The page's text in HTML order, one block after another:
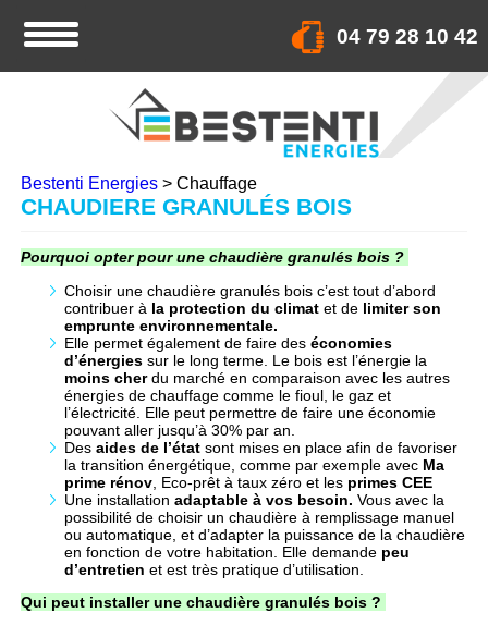
04 79 28 10 42
Bestenti Energies >Chauffage
CHAUFFAGE
CHAUDIERE GRANULÉS BOIS
Pourquoi opter pour une chaudière granulés bois ?
Choisir une chaudière granulés bois c’est tout d’abord
contribuer à la protection du climat et de limiter son
emprunte environnementale.
Elle permet également de faire des économies
d’énergies sur le long terme. Le bois est l’énergie la
moins cherdu marché en comparaison avec les autres
énergies de chauffage comme le fioul, le gaz et
l’électricité. Elle peut permettre de faire une économie
pouvant aller jusqu’à 30% par an.
Desaides de l’état sont mises en place afin de favoriser
la transition énergétique, comme par exemple avec Ma
prime rénov , Eco-prêt à taux zéro et les primes CEE
Une installationadaptable à vos besoin.Vous avec la
possibilité de choisir un chaudière à remplissage manuel
ou automatique, et d’adapter la puissance de la chaudière
en fonction de votre habitation. Elle demande peu
d’entretien et est très pratique d’utilisation.
Qui peut installer une chaudière granulés bois ?